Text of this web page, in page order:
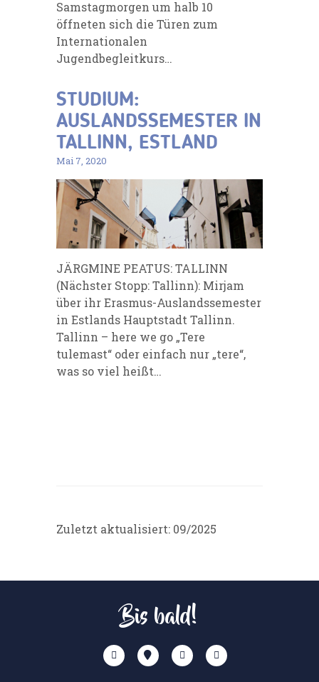
Samstagmorgen um halb 10
öffneten sich die Türen zum
Internationalen
Jugendbegleitkurs…
STUDIUM:
AUSLANDSSEMESTER IN
TALLINN, ESTLAND
Mai 7, 2020
JÄRGMINE PEATUS: TALLINN
(Nächster Stopp: Tallinn): Mirjam
über ihr Erasmus-Auslandssemester
in Estlands Hauptstadt Tallinn.
Tallinn – here we go „Tere
tulemast“ oder einfach nur „tere“,
was so viel heißt…
Zuletzt aktualisiert: 09/2025
Bis bald!